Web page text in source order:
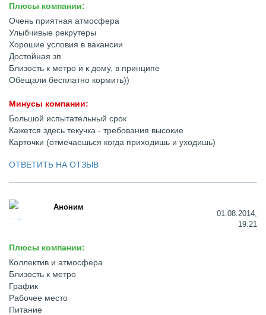
Плюсы компании:
Очень приятная атмосфера
Улыбчивые рекрутеры
Хорошие условия в вакансии
Достойная зп
Близость к метро и к дому, в принципе
Обещали бесплатно кормить))
Минусы компании:
Большой испытательный срок
Кажется здесь текучка - требования высокие
Карточки (отмечаешься когда приходишь и уходишь)
ОТВЕТИТЬ НА ОТЗЫВ
Аноним
01.08.2014,
19:21
Плюсы компании:
Коллектив и атмосфера
Близость к метро
График
Рабочее место
Питание